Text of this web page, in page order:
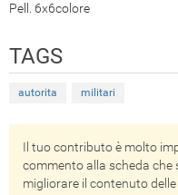
Pell. 6x6colore
TAGS
autorita militari
Il tuo contributo è molto
commento alla scheda
migliorare il contenuto